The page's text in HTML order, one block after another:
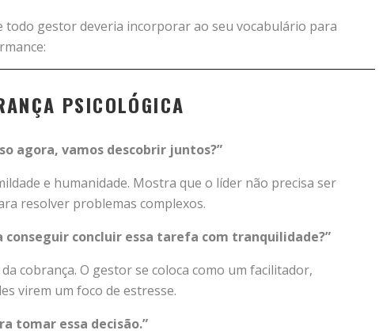
todo gestor deveria incorporar ao seu vocabulário para
PSICOLÓGICA
agora, vamos descobrir juntos?”
e humanidade. Mostra que o líder não precisa ser
resolver problemas complexos.
conseguir concluir essa tarefa com tranquilidade?”
cobrança. O gestor se coloca como um facilitador,
virem um foco de estresse.
tomar essa decisão.”